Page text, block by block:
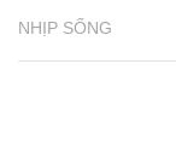
NHỊP SỐNG